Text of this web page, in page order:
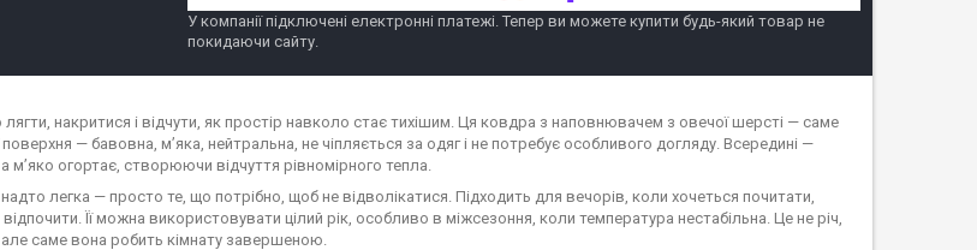
У компанії підключені електронні платежі. Тепер ви можете купити будь-який товар не
покидаючи сайту.
лягти, накритися і відчути, як простір навколо стає тихішим. Ця ковдра з наповнювачем з овечої шерсті — саме
поверхня — бавовна, м’яка, нейтральна, не чіпляється за одяг і не потребує особливого догляду. Всередині —
м’яко огортає, створюючи відчуття рівномірного тепла.
легка — просто те, що потрібно, щоб не відволікатися. Підходить для вечорів, коли хочеться почитати,
Її можна використовувати цілий рік, особливо в міжсезоння, коли температура нестабільна. Це не річ,
саме вона робить кімнату завершеною.